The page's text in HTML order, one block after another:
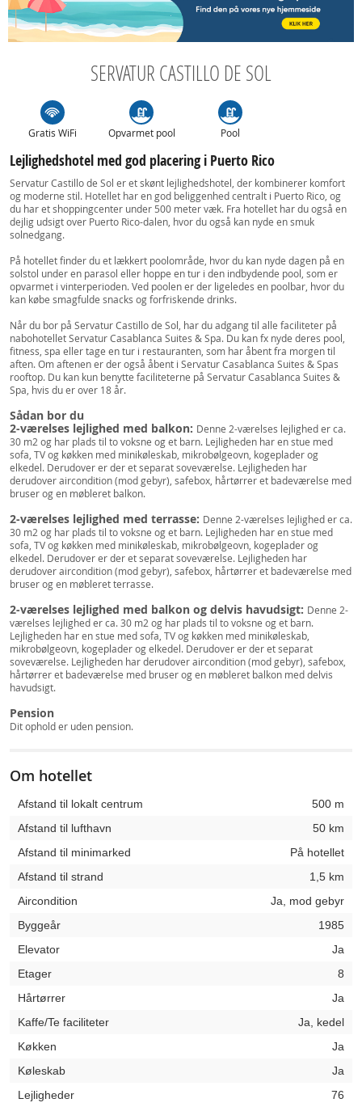
SERVATUR CASTILLO DE SOL
Gratis WiFi Opvarmet pool Pool
Lejlighedshotel med god placering i Puerto Rico
Servatur Castillo de Sol er et skønt lejlighedshotel, der kombinerer komfort
og moderne stil. Hotellet har en god beliggenhed centralt i Puerto Rico, og
du har et shoppingcenter under 500 meter væk. Fra hotellet har du også en
dejlig udsigt over Puerto Rico-dalen, hvor du også kan nyde en smuk
solnedgang.
På hotellet finder du et lækkert poolområde, hvor du kan nyde dagen på en
solstol under en parasol eller hoppe en tur i den indbydende pool, som er
opvarmet i vinterperioden. Ved poolen er der ligeledes en poolbar, hvor du
kan købe smagfulde snacks og forfriskende drinks.
Når du bor på Servatur Castillo de Sol, har du adgang til alle faciliteter på
nabohotellet Servatur Casablanca Suites & Spa. Du kan fx nyde deres pool,
fitness, spa eller tage en tur i restauranten, som har åbent fra morgen til
aften. Om aftenen er der også åbent i Servatur Casablanca Suites & Spas
rooftop. Du kan kun benytte faciliteterne på Servatur Casablanca Suites &
Spa, hvis du er over 18 år.
Sådan bor du
2-værelses lejlighed med balkon: Denne 2-værelses lejlighed er ca.
30 m2 og har plads til to voksne og et barn. Lejligheden har en stue med
sofa, TV og køkken med minikøleskab, mikrobølgeovn, kogeplader og
elkedel. Derudover er der et separat soveværelse. Lejligheden har
derudover aircondition (mod gebyr), safebox, hårtørrer et badeværelse med
bruser og en møbleret balkon.
2-værelses lejlighed med terrasse: Denne 2-værelses lejlighed er ca.
30 m2 og har plads til to voksne og et barn. Lejligheden har en stue med
sofa, TV og køkken med minikøleskab, mikrobølgeovn, kogeplader og
elkedel. Derudover er der et separat soveværelse. Lejligheden har
derudover aircondition (mod gebyr), safebox, hårtørrer et badeværelse med
bruser og en møbleret terrasse.
2-værelses lejlighed med balkon og delvis havudsigt: Denne 2-
værelses lejlighed er ca. 30 m2 og har plads til to voksne og et barn.
Lejligheden har en stue med sofa, TV og køkken med minikøleskab,
mikrobølgeovn, kogeplader og elkedel. Derudover er der et separat
soveværelse. Lejligheden har derudover aircondition (mod gebyr), safebox,
hårtørrer et badeværelse med bruser og en møbleret balkon med delvis
havudsigt.
Pension
Dit ophold er uden pension.
Om hotellet
Afstand til lokalt centrum
500 m
Afstand til lufthavn
50 km
Afstand til minimarked
På hotellet
Afstand til strand
1,5 km
Aircondition
Ja, mod gebyr
Byggeår
1985
Elevator
Ja
Etager
8
Hårtørrer
Ja
Kaffe/Te faciliteter
Ja, kedel
Køkken
Ja
Køleskab
Ja
Lejligheder
76